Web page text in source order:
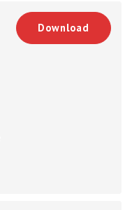
Download